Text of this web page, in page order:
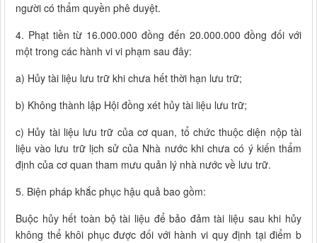
người có thẩm quyền phê duyệt.
4. Phạt tiền từ 16.000.000 đồng đến 20.000.000 đồng đối với
một trong các hành vi vi phạm sau đây:
a) Hủy tài liệu lưu trữ khi chưa hết thời hạn lưu trữ;
b) Không thành lập Hội đồng xét hủy tài liệu lưu trữ;
c) Hủy tài liệu lưu trữ của cơ quan, tổ chức thuộc diện nộp tài
liệu vào lưu trữ lịch sử của Nhà nước khi chưa có ý kiến thẩm
định của cơ quan tham mưu quản lý nhà nước về lưu trữ.
5. Biện pháp khắc phục hậu quả bao gồm:
Buộc hủy hết toàn bộ tài liệu để bảo đảm tài liệu sau khi hủy
không thể khôi phục được đối với hành vi quy định tại điểm b